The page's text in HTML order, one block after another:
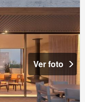
Ver foto